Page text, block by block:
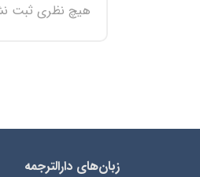
هیچ نظری ثبت
زبان‌های دارالترجمه